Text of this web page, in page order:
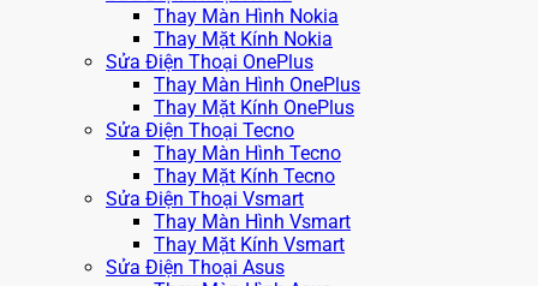
Thay Màn Hình Nokia
Thay Mặt Kính Nokia
Sửa Điện Thoại OnePlus
Thay Màn Hình OnePlus
Thay Mặt Kính OnePlus
Sửa Điện Thoại Tecno
Thay Màn Hình Tecno
Thay Mặt Kính Tecno
Sửa Điện Thoại Vsmart
Thay Màn Hình Vsmart
Thay Mặt Kính Vsmart
Sửa Điện Thoại Asus